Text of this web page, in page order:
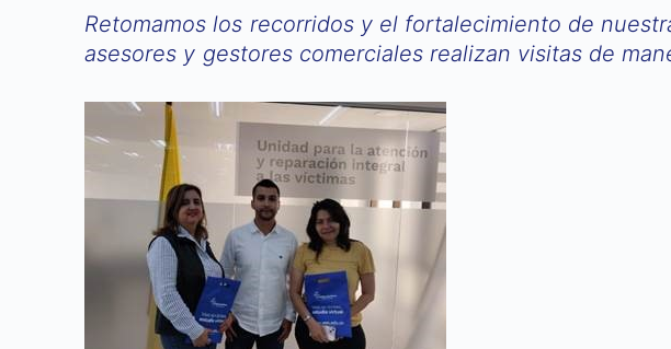
Retomamos los recorridos y el fortalecimiento de
asesores y gestores comerciales realizan visitas de